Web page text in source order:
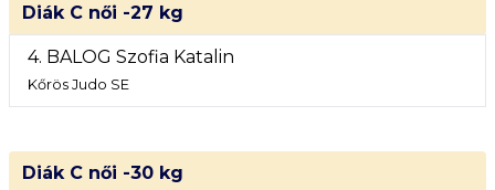
Diák C női -27 kg
4. BALOG Szofia Katalin
Kőrös Judo SE
Diák C női -30 kg